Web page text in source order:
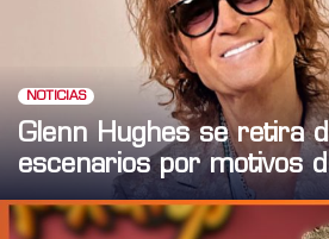
NOTICIAS
Glenn Hughes se retira
escenarios por motivos